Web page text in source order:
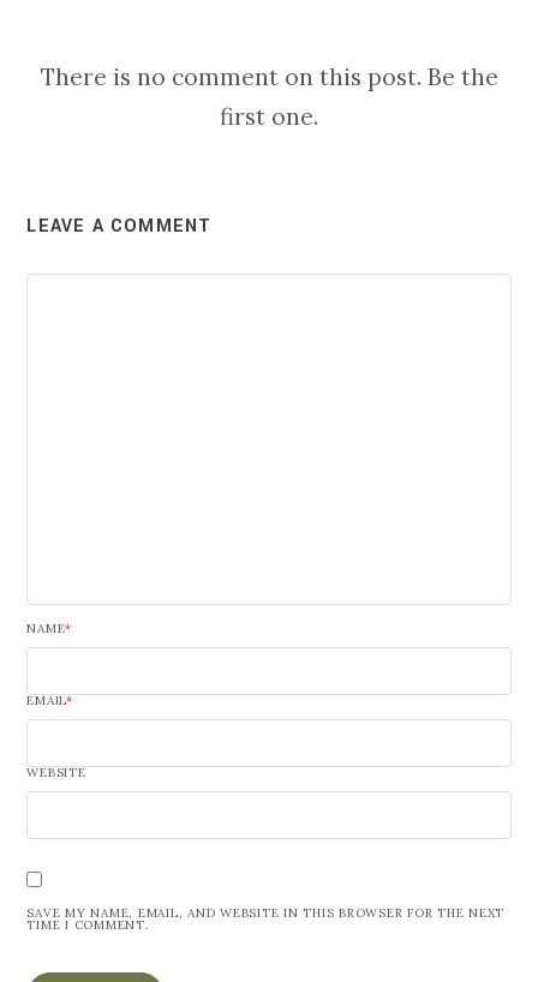
There is no comment on this post. Be the
first one.
LEAVE A COMMENT
NAME*
EMAIL*
WEBSITE
SAVE MY NAME, EMAIL, AND WEBSITE IN THIS BROWSER FOR THE NEXT
TIME I COMMENT.